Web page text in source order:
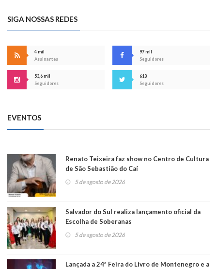
SIGA NOSSAS REDES
4 mil
Assinantes
97 mil
Seguidores
53,6 mil
Seguidores
618
Seguidores
EVENTOS
Renato Teixeira faz show no Centro de Cultura
de São Sebastião do Caí
5 de agosto de 2026
Salvador do Sul realiza lançamento oficial da
Escolha de Soberanas
5 de agosto de 2026
Lançada a 24ª Feira do Livro de Montenegro e a